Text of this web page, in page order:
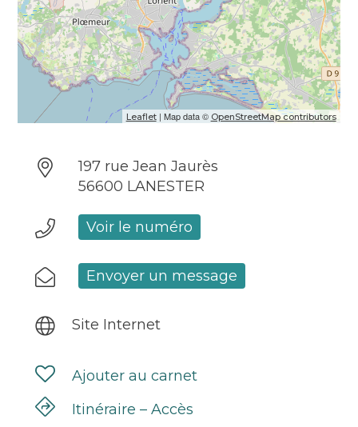
Leaflet| Map data © OpenStreetMap contributors
197 rue Jean Jaurès
56600 LANESTER
Voir le numéro
Envoyer un message
Site Internet
Ajouter au carnet
Itinéraire – Accès